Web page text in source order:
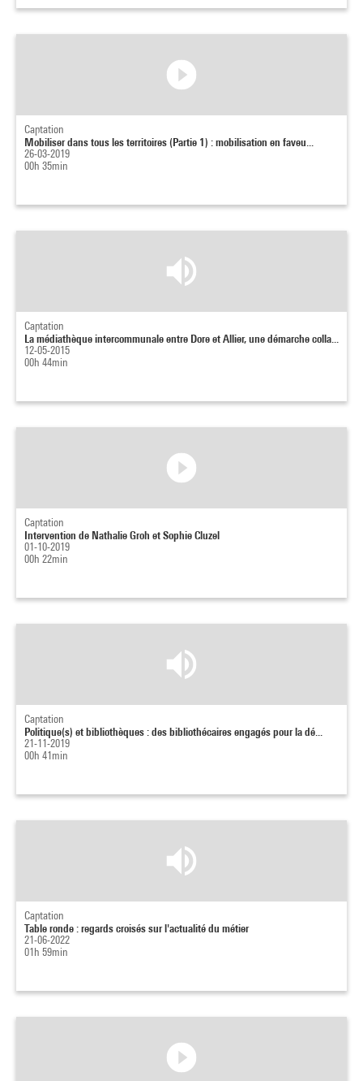
Captation
Mobiliser dans tous les territoires (Partie 1) : mobilisation en faveu...
26-03-2019
00h 35min
Captation
La médiathèque intercommunale entre Dore et Allier, une démarche colla...
12-05-2015
00h 44min
Captation
Intervention de Nathalie Groh et Sophie Cluzel
01-10-2019
00h 22min
Captation
Politique(s) et bibliothèques : des bibliothécaires engagés pour la dé...
21-11-2019
00h 41min
Captation
Table ronde : regards croisés sur l'actualité du métier
21-06-2022
01h 59min